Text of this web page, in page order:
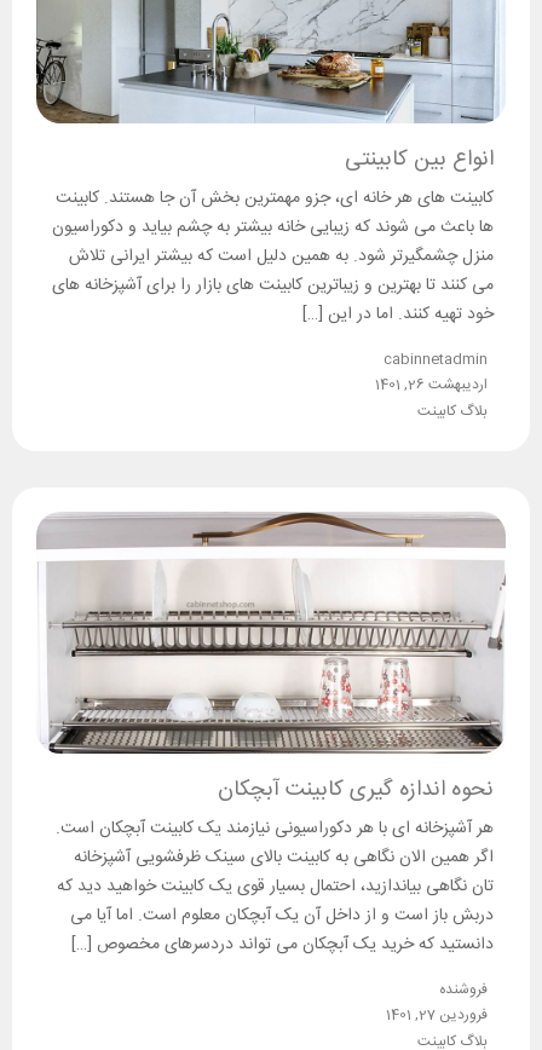
انواع بین کابینتی
کابینت های هر خانه ای، جزو مهمترین بخش آن جا هستند. کابینت
ها باعث می شوند که زیبایی خانه بیشتر به چشم بیاید و دکوراسیون
منزل چشمگیرتر شود. به همین دلیل است که بیشتر ایرانی تلاش
می کنند تا بهترین و زیباترین کابینت های بازار را برای آشپزخانه های
خود تهیه کنند. اما در این […]
cabinnetadmin
اردیبهشت 26, 1401
بلاگ کابینت
نحوه اندازه گیری کابینت آبچکان
هر آشپزخانه ای با هر دکوراسیونی نیازمند یک کابینت آبچکان است.
اگر همین الان نگاهی به کابینت بالای سینک ظرفشویی آشپزخانه
تان نگاهی بیاندازید، احتمال بسیار قوی یک کابینت خواهید دید که
دربش باز است و از داخل آن یک آبچکان معلوم است. اما آیا می
دانستید که خرید یک آبچکان می تواند دردسرهای مخصوص […]
فروشنده
فروردین 27, 1401
بلاگ کابینت